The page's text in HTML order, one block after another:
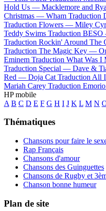
Hold Us — Macklemore and
Christmas — Wham Traduction
Traduction Flowers — Miley
Teddy Swims Traduction
Traduction Rockin' Around The
Traduction The Magic Key —
Eminem Traduction What Was
Traduction Special — Dave &
Red — Doja Cat Traduction All
Mariah Carey Traduction
HP mobile
A B C D E F G H I J K L M N
Thématiques
Chansons pour faire le
Rap Français
Chansons d'amour
Chansons des Guinguettes
Chansons de Rugby et
Chanson bonne humeur
Plan de site